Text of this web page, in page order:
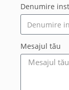
Denumire
Mesajul tău